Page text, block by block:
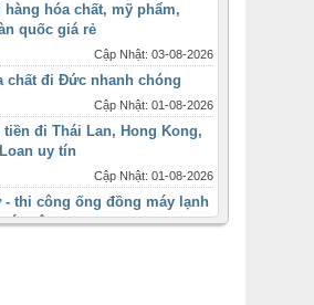
hóa chất, mỹ phẩm,
quốc giá rẻ
Cập Nhật: 03-08-2026
chất đi Đức nhanh chóng
Cập Nhật: 01-08-2026
đi Thái Lan, Hong Kong,
uy tín
Cập Nhật: 01-08-2026
- thi công ống đồng máy lạnh
công